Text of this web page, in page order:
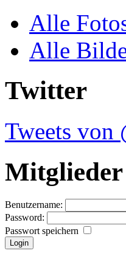
Alle
Alle
Twitter
Tweets von
Mitglieder
Benutzername:
Password:
Passwort speichern